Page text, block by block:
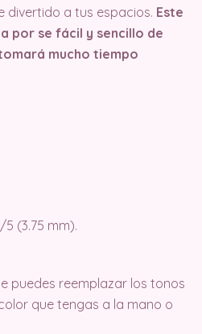
divertido a tus espacios. Este
por se fácil y sencillo de
mucho tiempo
(3.75 mm).
puedes reemplazar los tonos
que tengas a la mano o